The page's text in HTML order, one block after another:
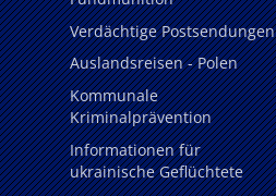
Verdächtige Postsendungen
Auslandsreisen - Polen
Kommunale
Kriminalprävention
Informationen für
ukrainische Geflüchtete